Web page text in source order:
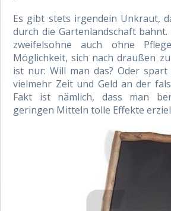
Es gibt stets irgendein Unkraut,
durch die Gartenlandschaft
zweifelsohne auch ohne
Möglichkeit, sich nach draußen
ist nur: Will man das? Oder
vielmehr Zeit und Geld an der
Fakt ist nämlich, dass man
geringen Mitteln tolle Effekte